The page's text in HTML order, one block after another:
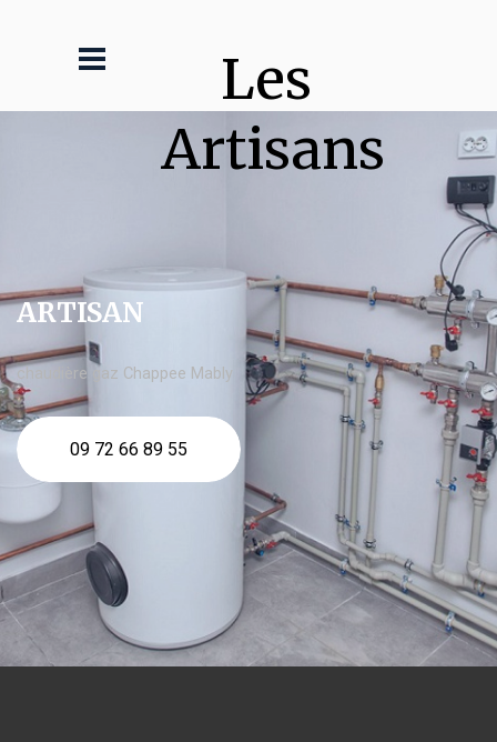
Les
Artisans
ARTISAN
chaudière gaz Chappee Mably
09 72 66 89 55